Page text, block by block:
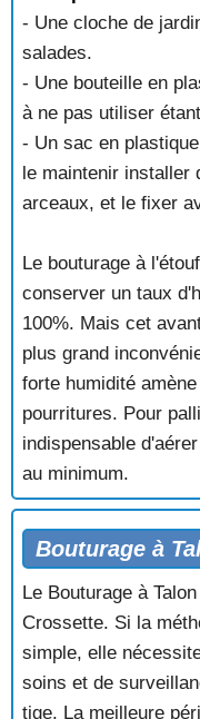
- Une cloche de
salades.
- Une bouteille en
à ne pas utiliser
- Un sac en
le maintenir installer
arceaux, et le fixer
Le bouturage à
conserver un taux
100%. Mais cet
plus grand
forte humidité
pourritures. Pour
indispensable
au minimum.
Bouturage à
Le Bouturage à
Crossette. Si la
simple, elle
soins et de
tige. La meilleure